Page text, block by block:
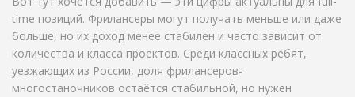
time позиций. Фрилансеры могут получать меньше или даже
больше, но их доход менее стабилен и часто зависит от
количества и класса проектов. Среди классных ребят,
уезжающих из России, доля фрилансеров-
многостаночников остаётся стабильной, но нужен